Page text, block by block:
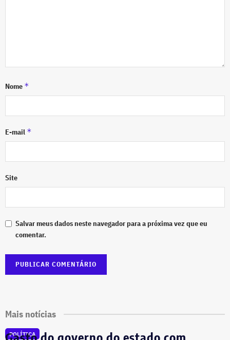
Nome *
E-mail *
Site
Salvar meus dados neste navegador para a próxima vez que eu
comentar.
Mais notícias
POLÍTICA